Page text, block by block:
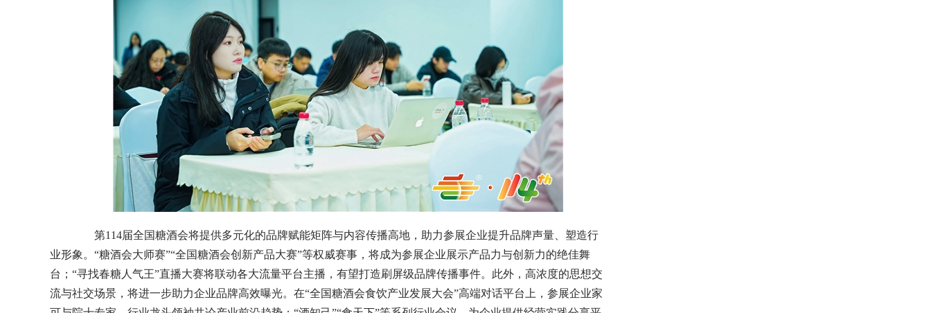
第114届全国糖酒会将提供多元化的品牌赋能矩阵与内容传播高地，助力参展企业提升品牌声量、塑造行
业形象。“糖酒会大师赛”“全国糖酒会创新产品大赛”等权威赛事，将成为参展企业展示产品力与创新力的绝佳舞
台；“寻找春糖人气王”直播大赛将联动各大流量平台主播，有望打造刷屏级品牌传播事件。此外，高浓度的思想交
流与社交场景，将进一步助力企业品牌高效曝光。在“全国糖酒会食饮产业发展大会”高端对话平台上，参展企业家